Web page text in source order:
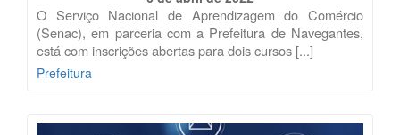
O Serviço Nacional de Aprendizagem do Comércio
(Senac), em parceria com a Prefeitura de Navegantes,
está com inscrições abertas para dois cursos [...]
Prefeitura